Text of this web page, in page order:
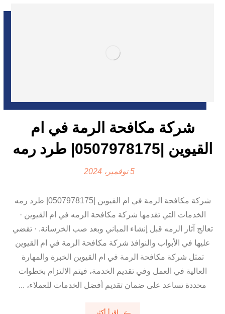
شركة مكافحة الرمة في ام
القيوين |0507978175| طرد رمه
5 نوفمبر، 2024
شركة مكافحة الرمة في ام القيوين |0507978175| طرد رمه
الخدمات التي تقدمها شركة مكافحة الرمه في ام القيوين ·
تعالج آثار الرمه قبل إنشاء المباني وبعد صب الخرسانة. · تقضي
عليها في الأبواب والنوافذ شركة مكافحة الرمة في ام القيوين
تمثل شركة مكافحة الرمة في ام القيوين الخبرة والمهارة
العالية في العمل وفي تقديم الخدمة، فيتم الالتزام بخطوات
محددة تساعد على ضمان تقديم أفضل الخدمات للعملاء، ...
اقرأ أكثر